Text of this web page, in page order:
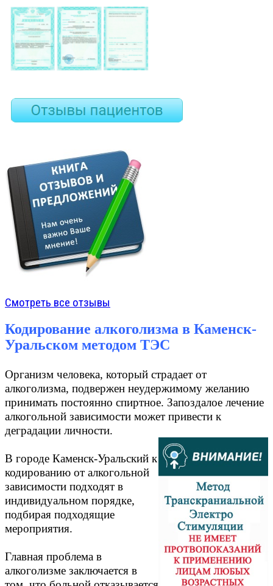
Смотреть все отзывы
Кодирование алкоголизма в Каменск-
Уральском методом ТЭС
Организм человека, который страдает от
алкоголизма, подвержен неудержимому желанию
принимать постоянно спиртное. Запоздалое лечение
алкогольной зависимости может привести к
деградации личности.
В городе Каменск-Уральский к
кодированию от алкогольной
зависимости подходят в
индивидуальном порядке,
подбирая подходящие
мероприятия.
Главная проблема в
алкоголизме заключается в